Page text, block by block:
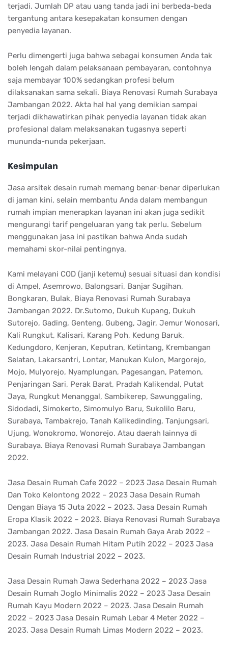
terjadi. Jumlah DP atau uang tanda jadi ini berbeda-beda
tergantung antara kesepakatan konsumen dengan
penyedia layanan.
Perlu dimengerti juga bahwa sebagai konsumen Anda tak
boleh lengah dalam pelaksanaan pembayaran, contohnya
saja membayar 100% sedangkan profesi belum
dilaksanakan sama sekali. Biaya Renovasi Rumah Surabaya
Jambangan 2022. Akta hal hal yang demikian sampai
terjadi dikhawatirkan pihak penyedia layanan tidak akan
profesional dalam melaksanakan tugasnya seperti
mununda-nunda pekerjaan.
Kesimpulan
Jasa arsitek desain rumah memang benar-benar diperlukan
di jaman kini, selain membantu Anda dalam membangun
rumah impian menerapkan layanan ini akan juga sedikit
mengurangi tarif pengeluaran yang tak perlu. Sebelum
menggunakan jasa ini pastikan bahwa Anda sudah
memahami skor-nilai pentingnya.
Kami melayani COD (janji ketemu) sesuai situasi dan kondisi
di Ampel, Asemrowo, Balongsari, Banjar Sugihan,
Bongkaran, Bulak, Biaya Renovasi Rumah Surabaya
Jambangan 2022. Dr.Sutomo, Dukuh Kupang, Dukuh
Sutorejo, Gading, Genteng, Gubeng, Jagir, Jemur Wonosari,
Kali Rungkut, Kalisari, Karang Poh, Kedung Baruk,
Kedungdoro, Kenjeran, Keputran, Ketintang, Krembangan
Selatan, Lakarsantri, Lontar, Manukan Kulon, Margorejo,
Mojo, Mulyorejo, Nyamplungan, Pagesangan, Patemon,
Penjaringan Sari, Perak Barat, Pradah Kalikendal, Putat
Jaya, Rungkut Menanggal, Sambikerep, Sawunggaling,
Sidodadi, Simokerto, Simomulyo Baru, Sukolilo Baru,
Surabaya, Tambakrejo, Tanah Kalikedinding, Tanjungsari,
Ujung, Wonokromo, Wonorejo. Atau daerah lainnya di
Surabaya. Biaya Renovasi Rumah Surabaya Jambangan
2022.
Jasa Desain Rumah Cafe 2022 – 2023 Jasa Desain Rumah
Dan Toko Kelontong 2022 – 2023 Jasa Desain Rumah
Dengan Biaya 15 Juta 2022 – 2023. Jasa Desain Rumah
Eropa Klasik 2022 – 2023. Biaya Renovasi Rumah Surabaya
Jambangan 2022. Jasa Desain Rumah Gaya Arab 2022 –
2023. Jasa Desain Rumah Hitam Putih 2022 – 2023 Jasa
Desain Rumah Industrial 2022 – 2023.
Jasa Desain Rumah Jawa Sederhana 2022 – 2023 Jasa
Desain Rumah Joglo Minimalis 2022 – 2023 Jasa Desain
Rumah Kayu Modern 2022 – 2023. Jasa Desain Rumah
2022 – 2023 Jasa Desain Rumah Lebar 4 Meter 2022 –
2023. Jasa Desain Rumah Limas Modern 2022 – 2023.